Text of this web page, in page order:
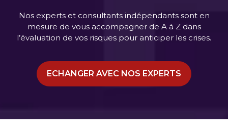
Nos experts et consultants indépendants sont en
mesure de vous accompagner de A à Z dans
l’évaluation de vos risques pour anticiper les crises.
ECHANGER AVEC NOS EXPERTS